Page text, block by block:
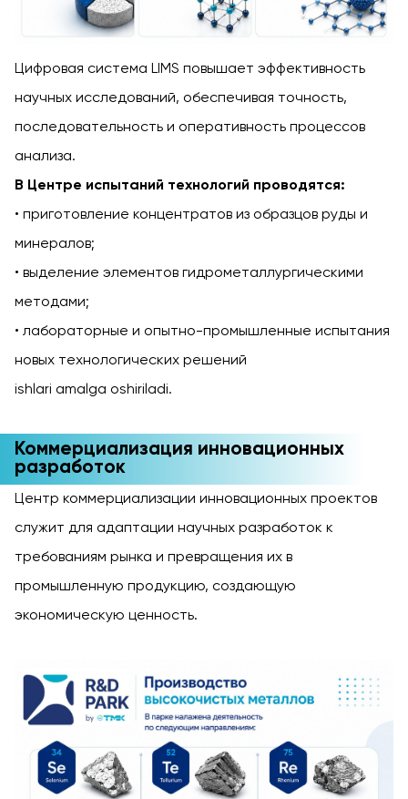
Цифровая система LIMS повышает эффективность
научных исследований, обеспечивая точность,
последовательность и оперативность процессов
анализа.
В Центре испытаний технологий проводятся:
приготовление концентратов из образцов руды и
минералов;
выделение элементов гидрометаллургическими
методами;
лабораторные и опытно-промышленные испытания
новых технологических решений
ishlari amalga oshiriladi.
Коммерциализация инновационных
разработок
Центр коммерциализации инновационных проектов
служит для адаптации научных разработок к
требованиям рынка и превращения их в
промышленную продукцию, создающую
экономическую ценность.